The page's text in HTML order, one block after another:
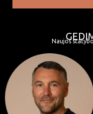
Naujos